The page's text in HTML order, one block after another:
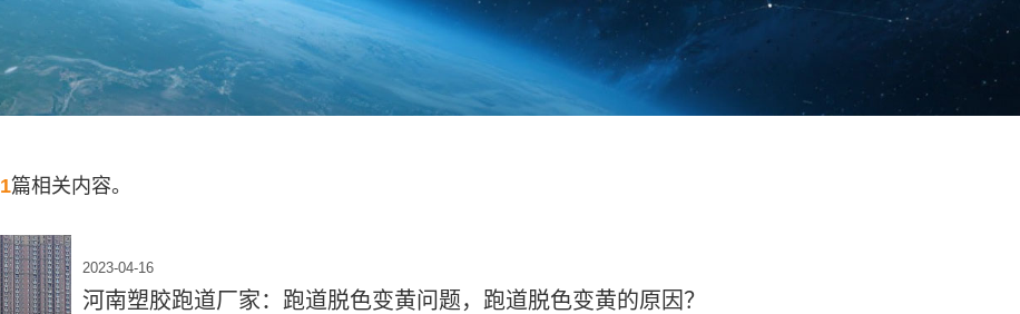
1篇相关内容。
2023-04-16
河南塑胶跑道厂家：跑道脱色变黄问题，跑道脱色变黄的原因？